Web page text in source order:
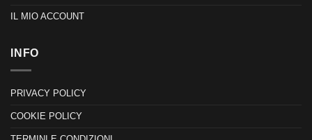
IL MIO ACCOUNT
INFO
PRIVACY POLICY
COOKIE POLICY